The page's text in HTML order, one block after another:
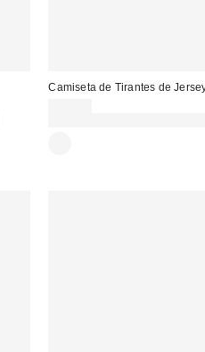
Camiseta de Tirantes de